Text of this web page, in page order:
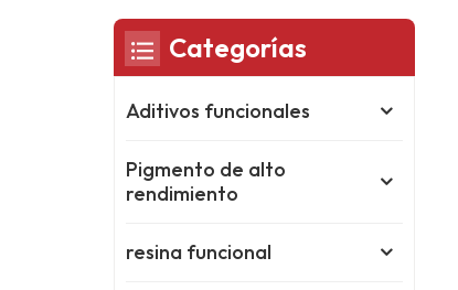
Categorías
Aditivos funcionales
Pigmento de alto
rendimiento
resina funcional